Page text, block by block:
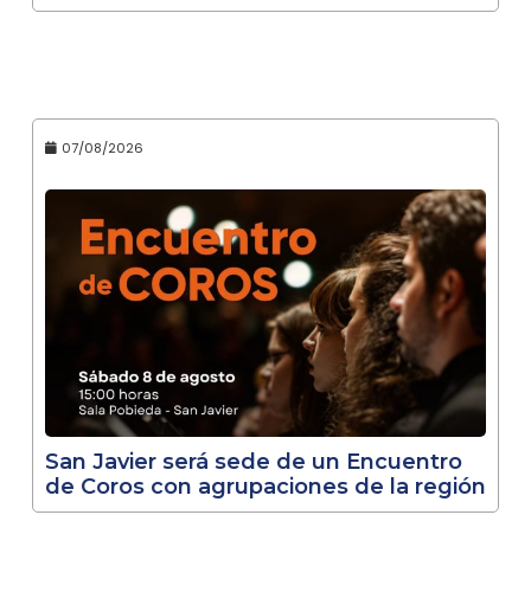
07/08/2026
San Javier será sede de un Encuentro
de Coros con agrupaciones de la región